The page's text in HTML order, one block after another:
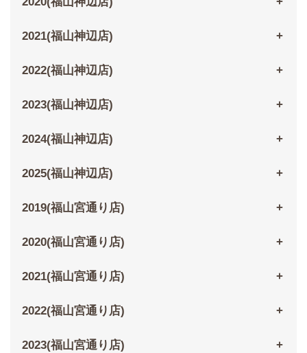
2021(福山神辺店)
2022(福山神辺店)
2023(福山神辺店)
2024(福山神辺店)
2025(福山神辺店)
2019(福山宮通り店)
2020(福山宮通り店)
2021(福山宮通り店)
2022(福山宮通り店)
2023(福山宮通り店)